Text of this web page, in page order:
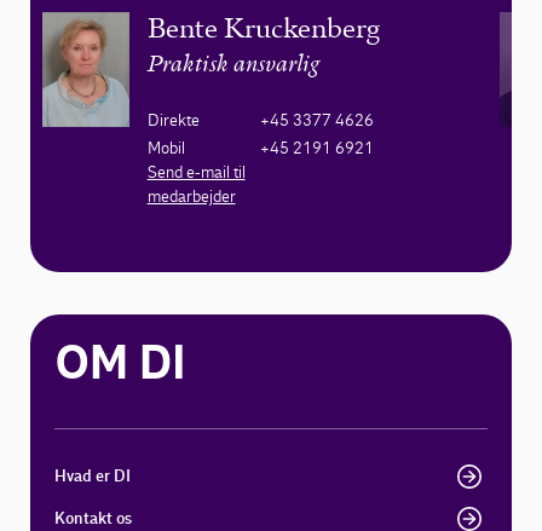
Bente Kruckenberg
Praktisk ansvarlig
Direkte
+45 3377 4626
Mobil
+45 2191 6921
Send e-mail til
medarbejder
OM DI
Hvad er DI
Kontakt os